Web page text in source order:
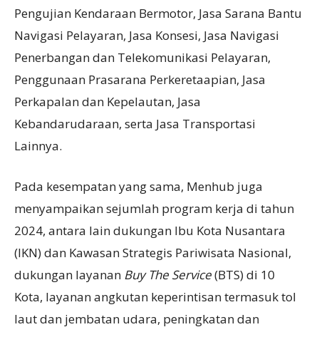
Pengujian Kendaraan Bermotor, Jasa Sarana Bantu
Navigasi Pelayaran, Jasa Konsesi, Jasa Navigasi
Penerbangan dan Telekomunikasi Pelayaran,
Penggunaan Prasarana Perkeretaapian, Jasa
Perkapalan dan Kepelautan, Jasa
Kebandarudaraan, serta Jasa Transportasi
Lainnya.
Pada kesempatan yang sama, Menhub juga
menyampaikan sejumlah program kerja di tahun
2024, antara lain dukungan Ibu Kota Nusantara
(IKN) dan Kawasan Strategis Pariwisata Nasional,
dukungan layanan Buy The Service(BTS) di 10
Kota, layanan angkutan keperintisan termasuk tol
laut dan jembatan udara, peningkatan dan